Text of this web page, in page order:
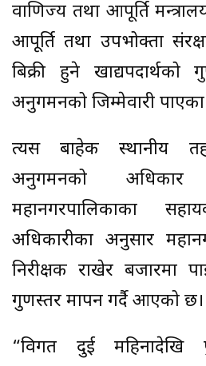
वाणिज्य तथा आपूर्ति
आपूर्ति तथा उपभोक्ता
बिक्री हुने
अनुगमनको जिम्मेवारी
त्यस बाहेक स्थानीय
अनुगमनको
महानगरपालिकाका
अधिकारीका अनुसार
निरीक्षक राखेर बजारमा
गुणस्तर मापन गर्दै आएको छ।
“विगत दुई